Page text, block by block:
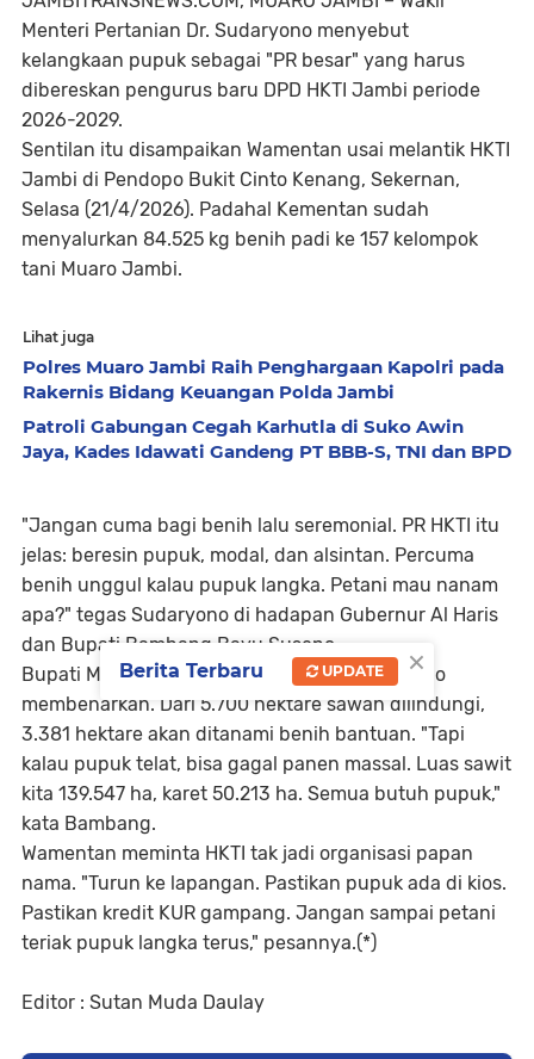
Menteri Pertanian Dr. Sudaryono menyebut
kelangkaan pupuk sebagai "PR besar" yang harus
dibereskan pengurus baru DPD HKTI Jambi periode
2026-2029.
Sentilan itu disampaikan Wamentan usai melantik HKTI
Jambi di Pendopo Bukit Cinto Kenang, Sekernan,
Selasa (21/4/2026). Padahal Kementan sudah
menyalurkan 84.525 kg benih padi ke 157 kelompok
tani Muaro Jambi.
Lihat juga
Polres Muaro Jambi Raih Penghargaan Kapolri pada
Rakernis Bidang Keuangan Polda Jambi
Patroli Gabungan Cegah Karhutla di Suko Awin
Jaya, Kades Idawati Gandeng PT BBB-S, TNI dan BPD
"Jangan cuma bagi benih lalu seremonial. PR HKTI itu
jelas: beresin pupuk, modal, dan alsintan. Percuma
benih unggul kalau pupuk langka. Petani mau nanam
apa?" tegas Sudaryono di hadapan Gubernur Al Haris
dan Bupati Bambang Bayu Suseno.
Bupati Muaro Jambi Dr. Bambang Bayu Suseno
membenarkan. Dari 5.700 hektare sawah dilindungi,
3.381 hektare akan ditanami benih bantuan. "Tapi
kalau pupuk telat, bisa gagal panen massal. Luas sawit
kita 139.547 ha, karet 50.213 ha. Semua butuh pupuk,"
kata Bambang.
Wamentan meminta HKTI tak jadi organisasi papan
nama. "Turun ke lapangan. Pastikan pupuk ada di kios.
Pastikan kredit KUR gampang. Jangan sampai petani
teriak pupuk langka terus," pesannya.(*)
Editor : Sutan Muda Daulay
×
Berita Terbaru UPDATE